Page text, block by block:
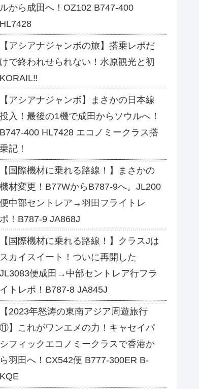
ルから成田へ！OZ102 B747-400
HL7428
【アシアナジャンボの旅】搭乗レポだ
けで終われせられない！水原観光と初
KORAIL‼
【アシアナジャンボ】まさかの日本線
投入！最後の1機で成田からソウルへ！
B747-400 HL7428 エコノミークラス搭
乗記！
【国際機材に乗れる路線！】まさかの
機材変更！B77WからB787-9へ。JL200
便中部セントレア→羽田フライトレ
ポ！B787-9 JA868J
【国際機材に乗れる路線！】クラスJは
スカイスイート！ついに再開した
JL3083便成田→中部セントレア行フラ
イトレポ！B787-8 JA845J
【2023年怒涛の東南アジア周遊旅行
⑪】これがワンエメの力！キャセイパ
シフィックエコノミークラスで香港か
ら羽田へ！CX542便 B777-300ER B-
KQE